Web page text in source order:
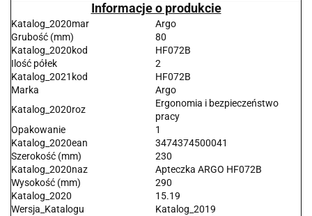
Informacje o produkcie
Katalog_2020mar
Argo
Grubość (mm)
80
Katalog_2020kod
HF072B
Ilość półek
2
Katalog_2021kod
HF072B
Marka
Argo
Katalog_2020roz
Ergonomia i bezpieczeństwo
pracy
Opakowanie
1
Katalog_2020ean
3474374500041
Szerokość (mm)
230
Katalog_2020naz
Apteczka ARGO HF072B
Wysokość (mm)
290
Katalog_2020
15.19
Wersja_Katalogu
Katalog_2019